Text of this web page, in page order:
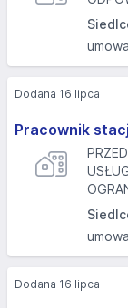
Pracownik
Dodana 16 lipca
Dodana 16 lipca